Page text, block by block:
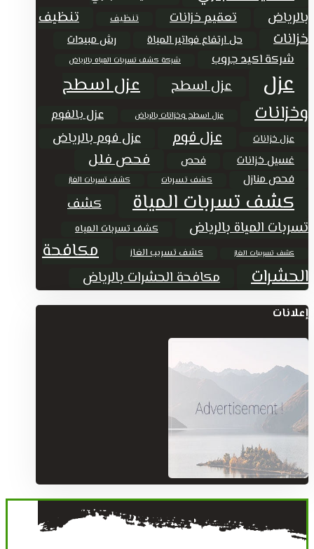
بالرياض
تعقيم خزانات تنظيف
تنظيف
خزانات
حل ارتفاع فواتير المياة رش مبيدات
شركة اكيد جروب شركة كشف تسربات المياه بالرياض
عزل عزل اسطح
عزل اسطح
وخزانات
عزل اسطح وخزانات بالرياض عزل بالفوم
عزل خزانات عزل فوم عزل فوم بالرياض
غسيل خزانات فحص فحص فلل
فحص منازل كشف تسربات كشف تسربات الغاز
كشف تسربات المياة
كشف
تسربات المياة بالرياض
كشف تسربات المياه
كشف تسريبات الغاز كشف تسريب الغاز
مكافحة
الحشرات
مكافحة الحشرات بالرياض
إعلانات